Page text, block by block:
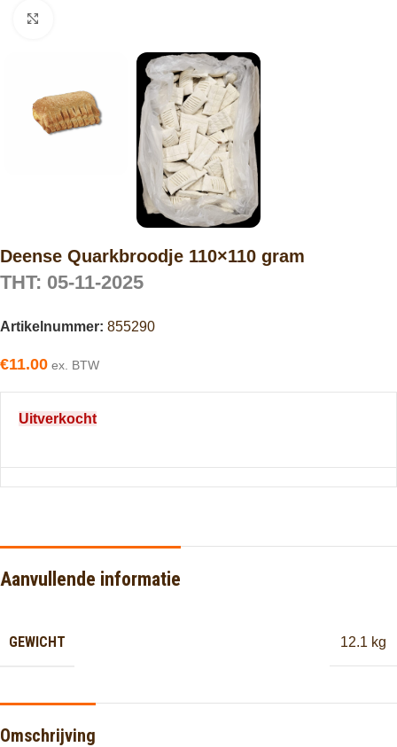
Deense Quarkbroodje 110×110 gram
THT: 05-11-2025
Artikelnummer: 855290
€11.00 ex. BTW
Uitverkocht
Aanvullende informatie
GEWICHT 12.1 kg
Omschrijving